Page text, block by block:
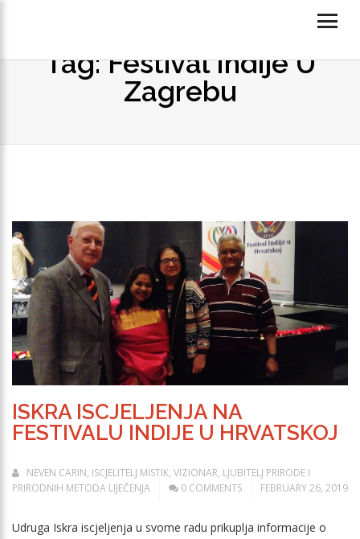
Tag: Festival Indije U
Zagrebu
ISKRA ISCJELJENJA NA
FESTIVALU INDIJE U HRVATSKOJ
NEVEN CARIN, ISCJELITELJ MISTIK, VIZIONAR, LJUBITELJ PRIRODE I
PRIRODNIH METODA LIJEČENJA
0 COMMENTS FEBRUARY 26, 2019
Udruga Iskra iscjeljenja u svome radu prikuplja informacije o